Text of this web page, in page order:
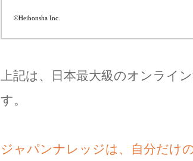
©Heibonsha Inc.
上記は、日本最大級のオンライ
す。
ジャパンナレッジは、自分だけの